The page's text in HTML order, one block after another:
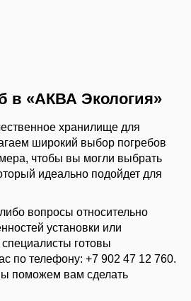
в «АКВА Экология»
хранилище для
широкий выбор погребов
чтобы вы могли выбрать
идеально подойдет для
вопросы относительно
установки или
готовы
по телефону: +7 902 47 12 760.
поможем вам сделать